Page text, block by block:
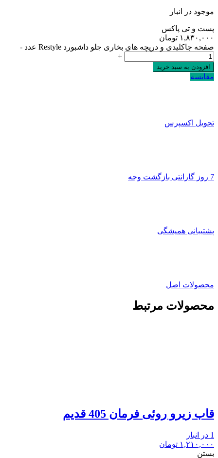
موجود در انبار
پست و تی پاکس
۱,۸۳۰,۰۰۰ تومان
صفحه جاکلیدی و دریچه های بخاری جلو داشبورد Restyle عدد
-
+
افزودن به سبد خرید
مقایسه
تحویل اکسپرس
7 روز گارانتی بازگشت وجه
پشتیبانی همیشگی
محصولات اصل
محصولات مرتبط
قاب زیرو روئی فرمان 405 قدیم
1 در انبار
۱,۲۱۰,۰۰۰ تومان
بستن